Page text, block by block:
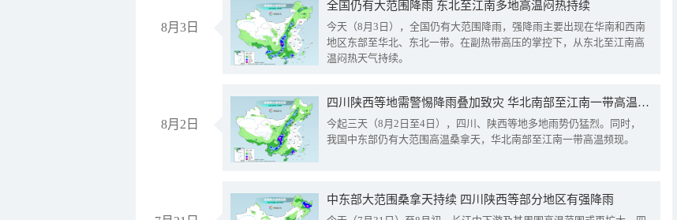
8月3日
全国仍有大范围降雨 东北至江南多地高温闷热持续
今天（8月3日），全国仍有大范围降雨，强降雨主要出现在华南和西南
地区东部至华北、东北一带。在副热带高压的掌控下，从东北至江南高
温闷热天气持续。
8月2日
四川陕西等地需警惕降雨叠加致灾 华北南部至江南一带高温频现
今起三天（8月2日至4日），四川、陕西等地多地雨势仍猛烈。同时，
我国中东部仍有大范围高温桑拿天，华北南部至江南一带高温频现。
中东部大范围桑拿天持续 四川陕西等部分地区有强降雨